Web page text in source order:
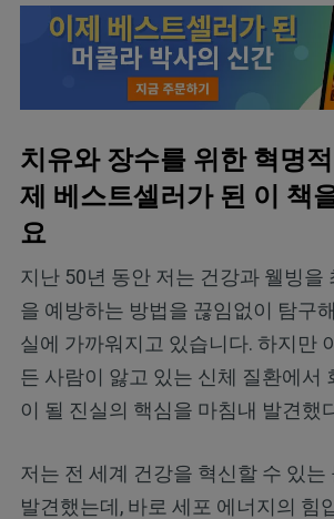
치유와 장수를 위한 혁명적
제 베스트셀러가 된 이 책
요
지난 50년 동안 저는 건강과 웰빙을
을 예방하는 방법을 끊임없이 탐구
실에 가까워지고 있습니다. 하지만
든 사람이 앓고 있는 신체 질환에서
이 될 진실의 핵심을 마침내 발견했
저는 전 세계 건강을 혁신할 수 있는
발견했는데, 바로 세포 에너지의 힘